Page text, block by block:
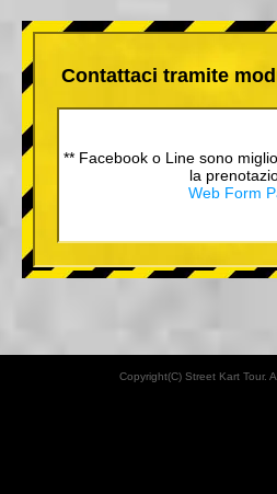
Contattaci tramite
** Facebook o Line sono
la
Web Form
Copyright(C) Street Kart Tour.